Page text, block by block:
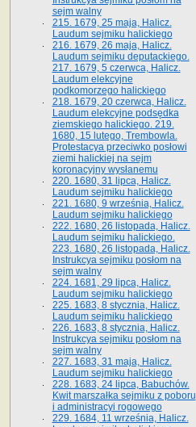
sejm walny
215. 1679, 25 maja, Halicz.
Laudum sejmiku halickiego
216. 1679, 26 maja, Halicz.
Laudum sejmiku deputackiego.
217. 1679, 5 czerwca, Halicz.
Laudum elekcyjne
podkomorzego halickiego
218. 1679, 20 czerwca, Halicz.
Laudum elekcyjne podsędka
ziemskiego halickiego. 219.
1680, 15 lutego, Trembowla.
Protestacya przeciwko posłowi
ziemi halickiej na sejm
koronacyjny wysłanemu
220. 1680, 31 lipca, Halicz.
Laudum sejmiku halickiego
221. 1680, 9 września, Halicz.
Laudum sejmiku halickiego
222. 1680, 26 listopada, Halicz.
Laudum sejmiku halickiego.
223. 1680, 26 listopada, Halicz.
Instrukcya sejmiku posłom na
sejm walny
224. 1681, 29 lipca, Halicz.
Laudum sejmiku halickiego
225. 1683, 8 stycznia, Halicz.
Laudum sejmiku halickiego
226. 1683, 8 stycznia, Halicz.
Instrukcya sejmiku posłom na
sejm walny
227. 1683, 31 maja, Halicz.
Laudum sejmiku halickiego
228. 1683, 24 lipca, Babuchów.
Kwit marszałka sejmiku z poboru
i administracyi rogowego
229. 1684, 11 września, Halicz.